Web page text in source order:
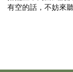
有空的話，不妨來